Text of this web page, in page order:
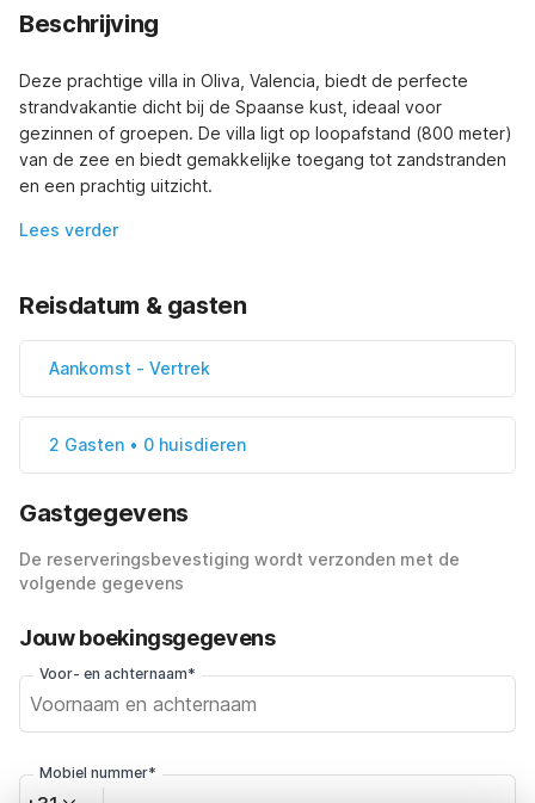
Beschrijving
Deze prachtige villa in Oliva, Valencia, biedt de perfecte
strandvakantie dicht bij de Spaanse kust, ideaal voor
gezinnen of groepen. De villa ligt op loopafstand (800 meter)
van de zee en biedt gemakkelijke toegang tot zandstranden
en een prachtig uitzicht.
Lees verder
Reisdatum & gasten
Aankomst - Vertrek
2 Gasten • 0 huisdieren
Gastgegevens
De reserveringsbevestiging wordt verzonden met de
volgende gegevens
Jouw boekingsgegevens
Voor- en achternaam*
Mobiel nummer*